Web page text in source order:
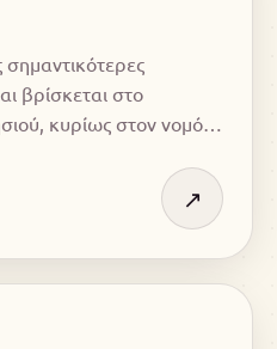
σημαντικότερες
βρίσκεται στο
κυρίως στον νομό
↗